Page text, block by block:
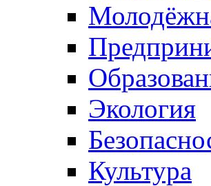
Экология
Культура